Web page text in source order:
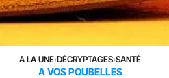
A LA UNE›DÉCRYPTAGES›SANTÉ
A VOS POUBELLES